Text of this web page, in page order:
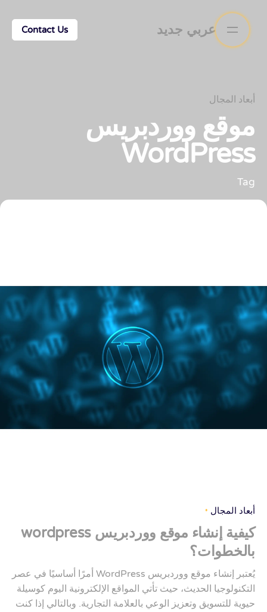
عربي جديد Contact Us
أبعاد المجال
موقع ووردبريس
WordPress
Tag
أبعاد المجال
كيفية إنشاء موقع ووردبريس wordpress
بالخطوات؟
يُعتبر إنشاء موقع ووردبريس WordPress أمرًا أساسيًا في عصر
التكنولوجيا الحديث، حيث تأتي المواقع الإلكترونية اليوم كوسيلة
حيوية للتسويق وتعزيز الوعي بالعلامة التجارية. وبالتالي إذا كنت